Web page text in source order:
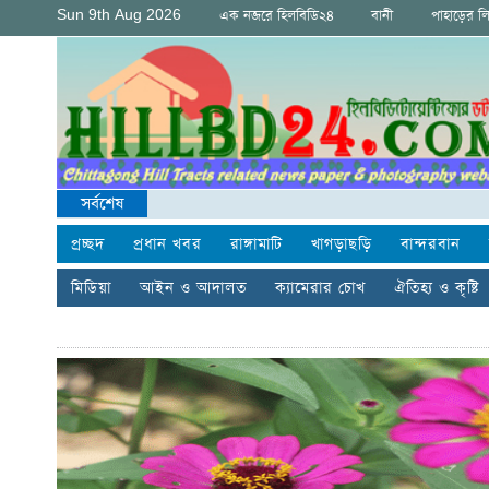
Sun 9th Aug 2026 এক নজরে হিলবিডি২৪ বানী পাহাড়ের
সর্বশেষ
প্রচ্ছদ প্রধান খবর রাঙ্গামাটি খাগড়াছড়ি
বান্দরবান
মিডিয়া
আইন ও আদালত ক্যামেরার চোখ ঐতিহ্য ও কৃষ্টি